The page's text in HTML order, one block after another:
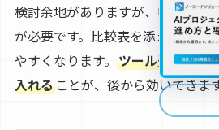
検討余地がありますが、申請要件
が必要です。比較表を添えた稟議
やすくなります。 ツール費より運
入れることが、後から効いてきま